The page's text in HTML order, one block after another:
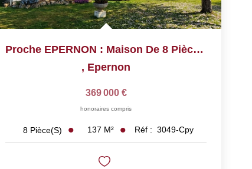
Proche EPERNON : Maison De 8 Pièces De 137 M²
, Epernon
369 000 €
honoraires compris
8 Pièce(s) 137 M² Réf : 3049-Cpy